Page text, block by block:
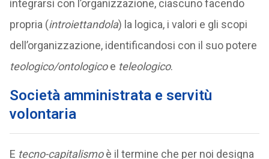
integrarsi con l’organizzazione, ciascuno facendo
propria (introiettandola) la logica, i valori e gli scopi
dell’organizzazione, identificandosi con il suo potere
teologico/ontologicoe teleologico.
Società amministrata e servitù
volontaria
E tecno-capitalismoè il termine che per noi designa